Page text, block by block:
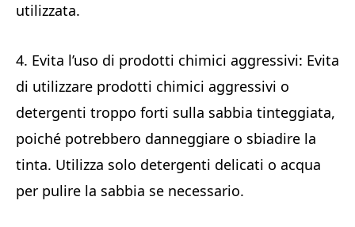
utilizzata.
4. Evita l’uso di prodotti chimici aggressivi: Evita
di utilizzare prodotti chimici aggressivi o
detergenti troppo forti sulla sabbia tinteggiata,
poiché potrebbero danneggiare o sbiadire la
tinta. Utilizza solo detergenti delicati o acqua
per pulire la sabbia se necessario.